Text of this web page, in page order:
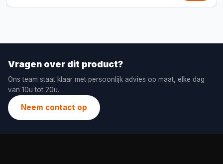
Vragen over dit product?
Ons team staat klaar met persoonlijk advies op maat, elke dag
van 10u tot 20u.
Neem contact op